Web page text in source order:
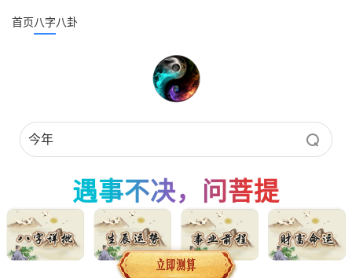
首页八字八卦
遇事不决，问菩提